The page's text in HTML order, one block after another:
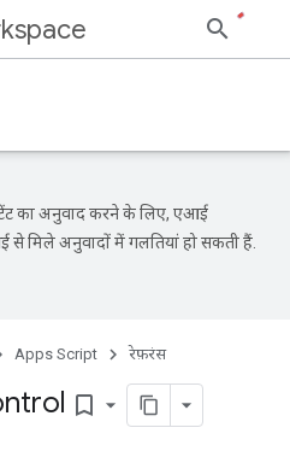
का अनुवाद करने के लिए, एआई
से मिले अनुवादों में गलतियां हो सकती हैं.
Apps Script रेफ़रंस
bookmark_border